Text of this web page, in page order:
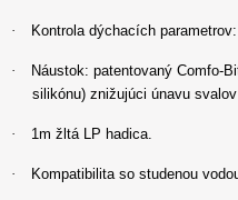
· Kontrola dýchacích
·
Náustok: patentovaný Comfo-
silikónu) znižujúci únavu svalov
· 1m žltá LP hadica.
· Kompatibilita so studenou